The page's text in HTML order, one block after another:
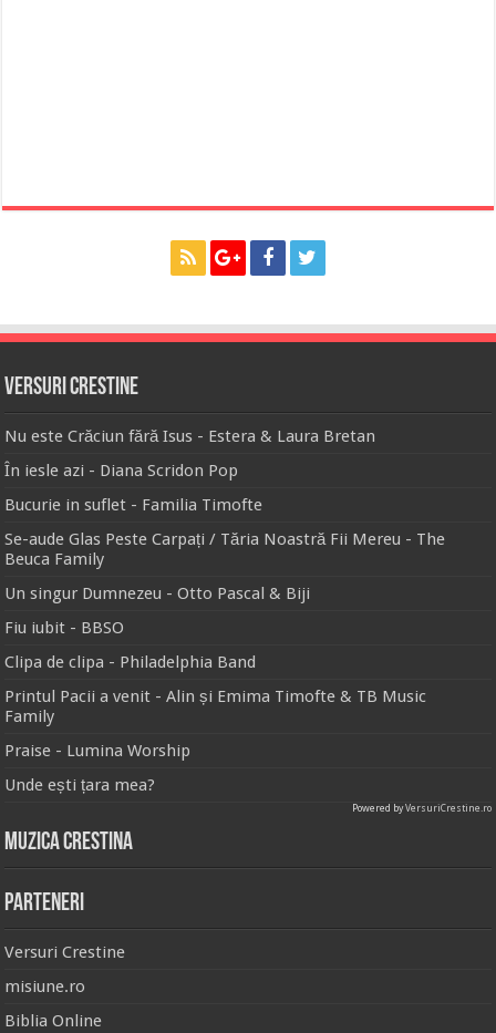
Versuri Crestine
Nu este Crăciun fără Isus - Estera & Laura Bretan
În iesle azi - Diana Scridon Pop
Bucurie in suflet - Familia Timofte
Se-aude Glas Peste Carpați / Tăria Noastră Fii Mereu - The
Beuca Family
Un singur Dumnezeu - Otto Pascal & Biji
Fiu iubit - BBSO
Clipa de clipa - Philadelphia Band
Printul Pacii a venit - Alin și Emima Timofte & TB Music
Family
Praise - Lumina Worship
Unde ești țara mea?
Powered byVersuriCrestine.ro
Muzica Crestina
Parteneri
Versuri Crestine
misiune.ro
Biblia Online